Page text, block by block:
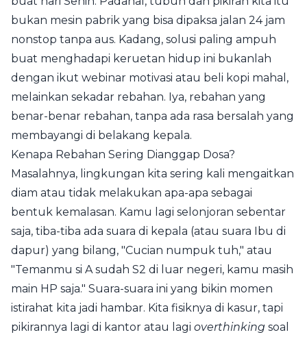
bukan mesin pabrik yang bisa dipaksa jalan 24 jam
nonstop tanpa aus. Kadang, solusi paling ampuh
buat menghadapi keruetan hidup ini bukanlah
dengan ikut webinar motivasi atau beli kopi mahal,
melainkan sekadar rebahan. Iya, rebahan yang
benar-benar rebahan, tanpa ada rasa bersalah yang
membayangi di belakang kepala.
Kenapa Rebahan Sering Dianggap Dosa?
Masalahnya, lingkungan kita sering kali mengaitkan
diam atau tidak melakukan apa-apa sebagai
bentuk kemalasan. Kamu lagi selonjoran sebentar
saja, tiba-tiba ada suara di kepala (atau suara Ibu di
dapur) yang bilang, "Cucian numpuk tuh," atau
"Temanmu si A sudah S2 di luar negeri, kamu masih
main HP saja." Suara-suara ini yang bikin momen
istirahat kita jadi hambar. Kita fisiknya di kasur, tapi
pikirannya lagi di kantor atau lagi overthinking soal